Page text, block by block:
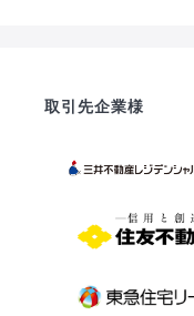
取引先企業様